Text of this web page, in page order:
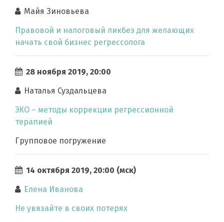
Майя Зиновьева
Правовой и налоговый ликбез для желающих
начать свой бизнес регрессолога
28 ноября 2019, 20:00
Наталья Суздальцева
ЭКО – методы коррекции регрессионной
терапией
Групповое погружение
14 октября 2019, 20:00 (мск)
Елена Иванова
Не увязайте в своих потерях